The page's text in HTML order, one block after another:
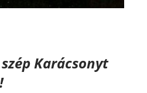
Karácsonyt